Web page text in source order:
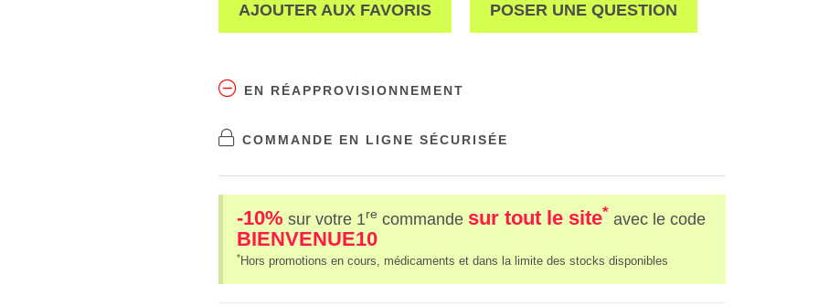
AJOUTER AUX FAVORIS POSER UNE QUESTION
EN RÉAPPROVISIONNEMENT
COMMANDE EN LIGNE SÉCURISÉE
-10% sur votre 1re commande sur tout le site* avec le code
BIENVENUE10
*Hors promotions en cours, médicaments et dans la limite des stocks disponibles